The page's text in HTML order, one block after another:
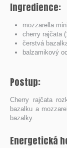
Ingredience:
mozzarella
cherry rajčata
čerstvá
balzamikový
Postup:
Cherry rajčata
bazalku a
bazalky.
Energetická